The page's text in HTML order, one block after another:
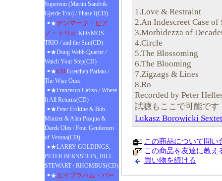
Supereon (Martin Sandvik
Gjerde Trio) / Phase I(CD)
★デンマーク・ピア
ノ・トリオ KOSMOS
TRIO / and the Sun(CD)
★Doug Webb Quartet /
Watch Your Step(CD)
★CD Gretchen Parlato /
The Wise Ones
★Francesco Cafiso / Where
It All Returns(CD)
★Peter Erskine & Bob
Mintzer & Alan Pasqua &
Darek Oles / Four Gentlemen
of Verona(CD)
★LARRY GOLDINGS,
PETER BERNSTEIN, BILL
STEWART / RHOMBUS(CD)
★エイブラハム・バー
1.Love & Restraint
2.An Indescreet Case of
3.Morbidezza of
4.Circle
5.The Blossoming
6.The Blooming
7.Zigzags & Lines
8.Ro
Recorded by Peter
試聴もここで可能です
Lukasz Borowicki
この商品について問い
この商品を友達に教え
買い物を続ける